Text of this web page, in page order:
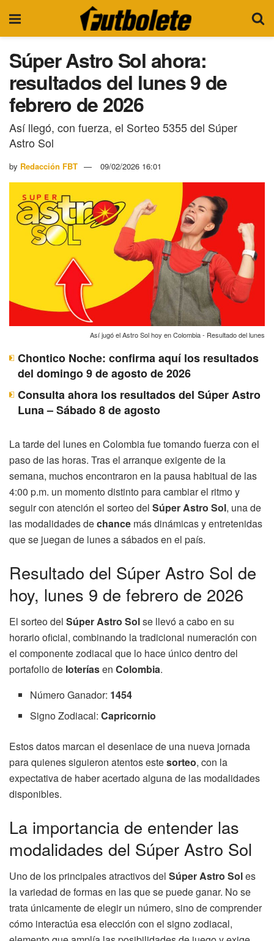
Súper Astro Sol ahora:
resultados del lunes 9 de
febrero de 2026
Así llegó, con fuerza, el Sorteo 5355 del Súper
Astro Sol
by Redacción FBT 09/02/2026 16:01
Así jugó el Astro Sol hoy en Colombia - Resultado del lunes
Chontico Noche: confirma aquí los resultados
del domingo 9 de agosto de 2026
Consulta ahora los resultados del Súper Astro
Luna – Sábado 8 de agosto
La tarde del lunes en Colombia fue tomando fuerza con el
paso de las horas. Tras el arranque exigente de la
semana, muchos encontraron en la pausa habitual de las
4:00 p.m. un momento distinto para cambiar el ritmo y
seguir con atención el sorteo del Súper Astro Sol, una de
las modalidades dechance más dinámicas y entretenidas
que se juegan de lunes a sábados en el país.
Resultado del Súper Astro Sol de
hoy, lunes 9 de febrero de 2026
El sorteo del Súper Astro Solse llevó a cabo en su
horario oficial, combinando la tradicional numeración con
el componente zodiacal que lo hace único dentro del
portafolio de loteríasen Colombia.
Número Ganador: 1454
Signo Zodiacal:Capricornio
Estos datos marcan el desenlace de una nueva jornada
para quienes siguieron atentos estesorteo, con la
expectativa de haber acertado alguna de las modalidades
disponibles.
La importancia de entender las
modalidades del Súper Astro Sol
Uno de los principales atractivos del Súper Astro Soles
la variedad de formas en las que se puede ganar. No se
trata únicamente de elegir un número, sino de comprender
cómo interactúa esa elección con el signo zodiacal,